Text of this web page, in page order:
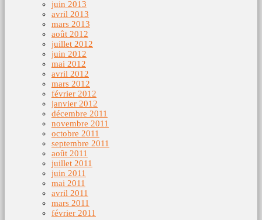
juin 2013
avril 2013
mars 2013
août 2012
juillet 2012
juin 2012
mai 2012
avril 2012
mars 2012
février 2012
janvier 2012
décembre 2011
novembre 2011
octobre 2011
septembre 2011
août 2011
juillet 2011
juin 2011
mai 2011
avril 2011
mars 2011
février 2011